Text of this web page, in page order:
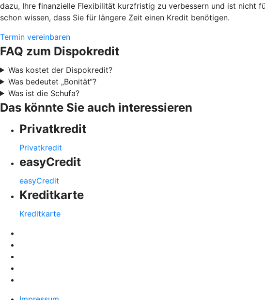
dazu, Ihre finanzielle Flexibilität kurzfristig zu verbessern und ist nicht
schon wissen, dass Sie für längere Zeit einen Kredit benötigen.
Termin vereinbaren
FAQ zum Dispokredit
Was kostet der Dispokredit?
Was bedeutet „Bonität“?
Was ist die Schufa?
Das könnte Sie auch interessieren
Privatkredit
Privatkredit
easyCredit
easyCredit
Kreditkarte
Kreditkarte